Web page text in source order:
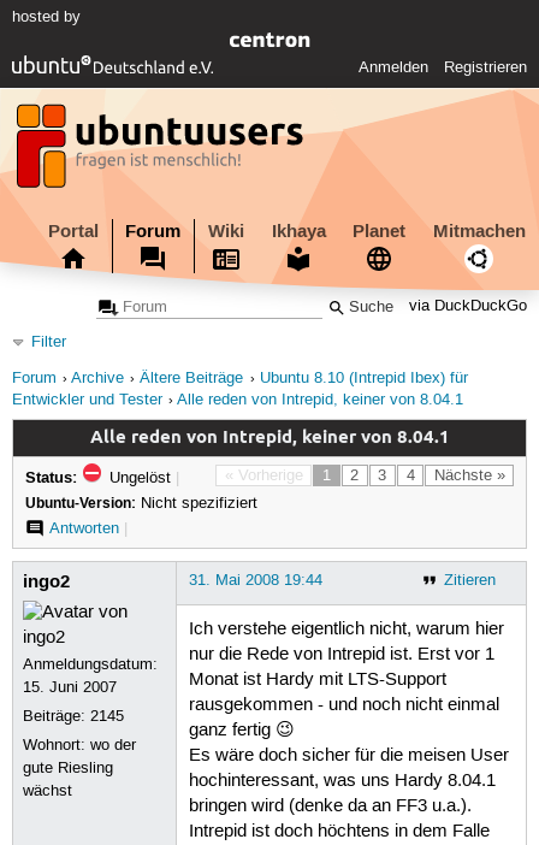
hosted by
Anmelden Registrieren
Portal Forum Wiki Ikhaya Planet Mitmachen
via DuckDuckGo
Filter
Forum
Archive Ältere Beiträge
Ubuntu 8.10 (Intrepid Ibex) für
Entwickler und Tester
Alle reden von Intrepid, keiner von 8.04.1
Alle reden von Intrepid, keiner von 8.04.1
« Vorherige 1 2 3 4 Nächste »
Status: Ungelöst |
Ubuntu-Version: Nicht spezifiziert
Antworten|
ingo2
Anmeldungsdatum:
15. Juni 2007
Beiträge:2145
Wohnort: wo der
gute Riesling
wächst
Zitieren
31. Mai 2008 19:44
Ich verstehe eigentlich nicht, warum hier
nur die Rede von Intrepid ist. Erst vor 1
Monat ist Hardy mit LTS-Support
rausgekommen - und noch nicht einmal
ganz fertig 😉
Es wäre doch sicher für die meisen User
hochinteressant, was uns Hardy 8.04.1
bringen wird (denke da an FF3 u.a.).
Intrepid ist doch höchtens in dem Falle